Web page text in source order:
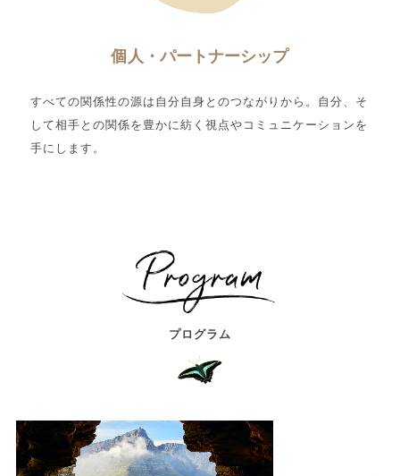
個人・パートナーシップ
すべての関係性の源は自分自身とのつながりから。自分、そ
して相手との関係を豊かに紡く視点やコミュニケーションを
手にします。
プログラム